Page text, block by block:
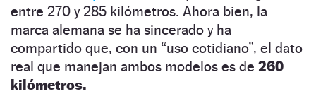
entre 270 y 285 kilómetros. Ahora bien, la
marca alemana se ha sincerado y ha
compartido que, con un “uso cotidiano”, el dato
real que manejan ambos modelos es de 260
kilómetros.